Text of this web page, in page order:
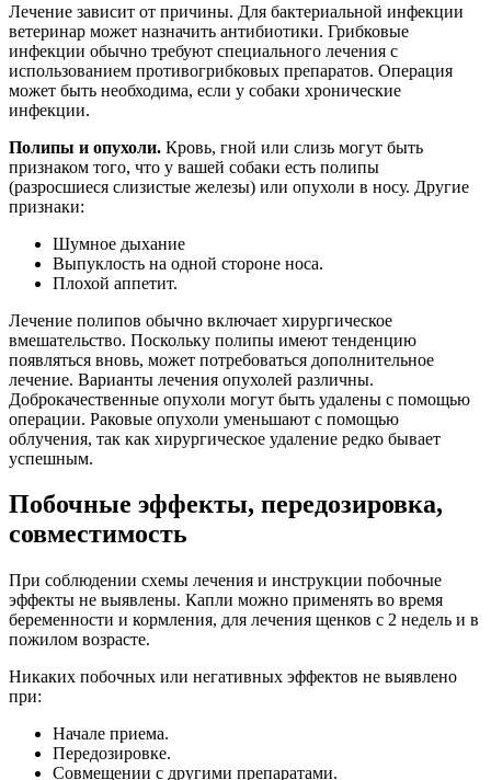
Лечение зависит от причины. Для бактериальной инфекции
ветеринар может назначить антибиотики. Грибковые
инфекции обычно требуют специального лечения с
использованием противогрибковых препаратов. Операция
может быть необходима, если у собаки хронические
инфекции.
Полипы и опухоли. Кровь, гной или слизь могут быть
признаком того, что у вашей собаки есть полипы
(разросшиеся слизистые железы) или опухоли в носу. Другие
признаки:
Шумное дыхание
Выпуклость на одной стороне носа.
Плохой аппетит.
Лечение полипов обычно включает хирургическое
вмешательство. Поскольку полипы имеют тенденцию
появляться вновь, может потребоваться дополнительное
лечение. Варианты лечения опухолей различны.
Доброкачественные опухоли могут быть удалены с помощью
операции. Раковые опухоли уменьшают с помощью
облучения, так как хирургическое удаление редко бывает
успешным.
Побочные эффекты, передозировка,
совместимость
При соблюдении схемы лечения и инструкции побочные
эффекты не выявлены. Капли можно применять во время
беременности и кормления, для лечения щенков с 2 недель и в
пожилом возрасте.
Никаких побочных или негативных эффектов не выявлено
при:
Начале приема.
Передозировке.
Совмещении с другими препаратами.